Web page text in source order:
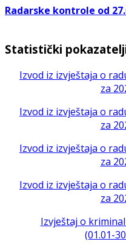
Radarske kontrole od
Statistički
Izvod iz izvještaja o
za
Izvod iz izvještaja o
za
Izvod iz izvještaja o
za
Izvod iz izvještaja o
za
Izvještaj o
(01.01-